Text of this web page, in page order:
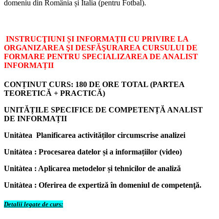
domeniu din România și Italia (pentru Fotbal).
INSTRUCŢIUNI ȘI INFORMAȚII CU PRIVIRE LA
ORGANIZAREA ŞI DESFĂŞURAREA CURSULUI DE
FORMARE PENTRU SPECIALIZAREA DE ANALIST
INFORMAȚII
CONȚINUT CURS: 180 DE ORE TOTAL (PARTEA
TEORETICĂ + PRACTICĂ)
UNITĂȚILE SPECIFICE DE COMPETENȚĂ ANALIST
DE INFORMAȚII
Unitàtea Planificarea activităților circumscrise analizei
Unitàtea : Procesarea datelor și a informațiilor (video)
Unitàtea : Aplicarea metodelor și tehnicilor de analiză
Unitàtea : Oferirea de expertiză în domeniul de competenţă.
Detalii legate de curs: